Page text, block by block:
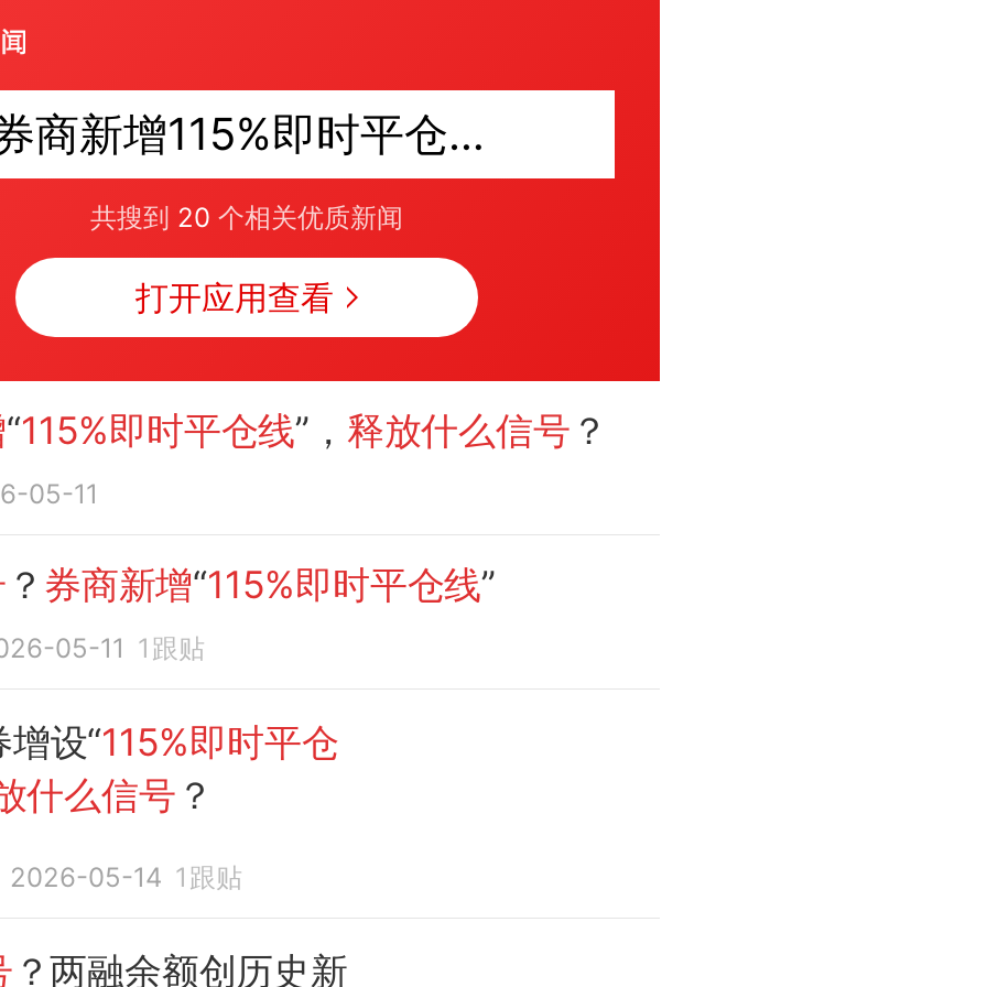
券商新增115%即时平仓线释放什么信号
共搜到 20 个相关优质新闻
打开应用查看
“115%即时平仓线”， 释放什么信号 ？
05-11
？ 券商新增“115%即时平仓线”
05-11 1 跟贴
设“115%即时平仓
什么信号 ？
2026-05-14 1 跟贴
？两融余额创历史新